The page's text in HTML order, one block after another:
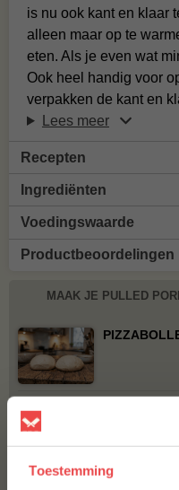
Toestemming
is nu ook kant en klaar
alleen maar op te
eten. Als je even wat
Ook heel handig voor
verpakken de kant en
Lees meer
Recepten
Ingrediënten
Voedingswaarde
Productbeoordelingen
MAAK JE PULLED
FIOR DI
BBQUALITY